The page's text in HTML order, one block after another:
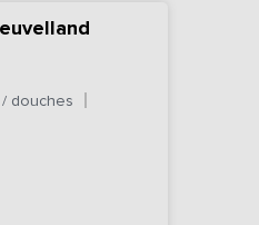
douches